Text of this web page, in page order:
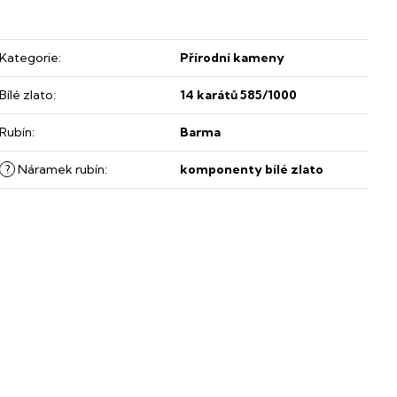
Kategorie: Přírodní kameny
Bílé zlato: 14 karátů 585/1000
Rubín: Barma
? Náramek rubín: komponenty bílé zlato